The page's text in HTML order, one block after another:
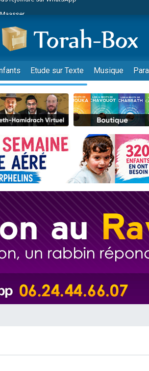
faire un don pour Diane, 80 ans, dans un
rejoindre sur WhatsApp
une bénédiction
Torah-Box Music
faire un don pour Sauvez la jambe de Yohan
en groupe sur Zoom
rejoindre sur WhatsApp
rejoindre sur WhatsApp
rejoindre sur WhatsApp
Torah-Box Music
faire un don pour Tsédaka : pauvres d'Israel
de grandeur n°104 : Le Chabbath et le Birkat
une bénédiction
Maasser
faire un don pour 5 enfants déjà orphelins
rejoindre sur WhatsApp
Etude sur Texte Musique